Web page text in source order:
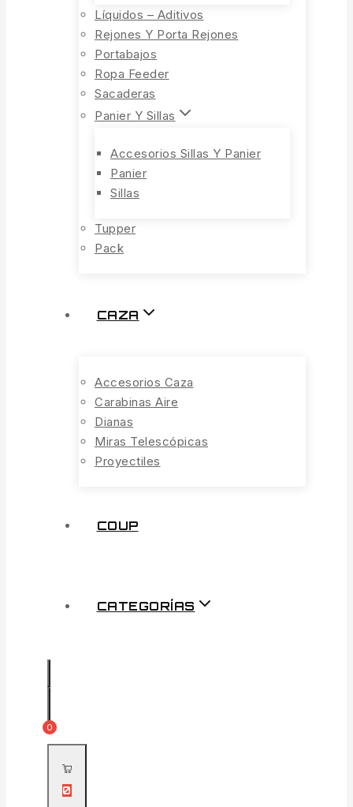
Líquidos – Aditivos
Rejones Y Porta Rejones
Portabajos
Ropa Feeder
Sacaderas
Panier Y Sillas
Accesorios Sillas Y Panier
Panier
Sillas
Tupper
Pack
CAZA
Accesorios Caza
Carabinas Aire
Dianas
Miras Telescópicas
Proyectiles
COUP
CATEGORÍAS
0
0